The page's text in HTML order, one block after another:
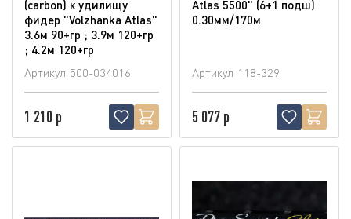
(carbon) к удилищу
фидер "Volzhanka Atlas"
3.6м 90+гр ; 3.9м 120+гр
; 4.2м 120+гр
Артикул 500-034016
1 210 р
Atlas 5500" (6+1 подш)
0.30мм/170м
Артикул 118-329
5 077 р